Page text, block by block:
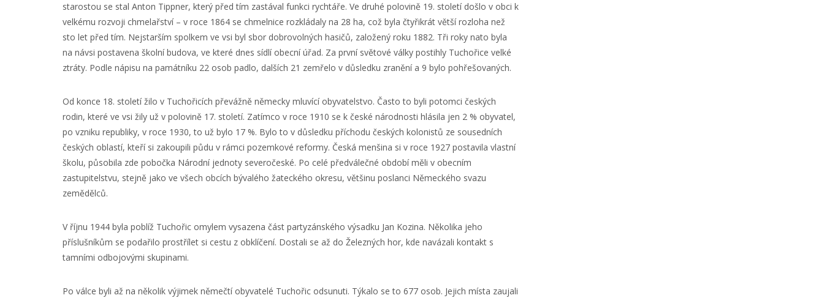
starostou se stal Anton Tippner, který před tím zastával funkci rychtáře. Ve druhé polovině 19. století došlo v obci k
velkému rozvoji chmelařství – v roce 1864 se chmelnice rozkládaly na 28 ha, což byla čtyřikrát větší rozloha než
sto let před tím. Nejstarším spolkem ve vsi byl sbor dobrovolných hasičů, založený roku 1882. Tři roky nato byla
na návsi postavena školní budova, ve které dnes sídlí obecní úřad. Za první světové války postihly Tuchořice velké
ztráty. Podle nápisu na památníku 22 osob padlo, dalších 21 zemřelo v důsledku zranění a 9 bylo pohřešovaných.
Od konce 18. století žilo v Tuchořicích převážně německy mluvící obyvatelstvo. Často to byli potomci českých
rodin, které ve vsi žily už v polovině 17. století. Zatímco v roce 1910 se k české národnosti hlásila jen 2 % obyvatel,
po vzniku republiky, v roce 1930, to už bylo 17 %. Bylo to v důsledku příchodu českých kolonistů ze sousedních
českých oblastí, kteří si zakoupili půdu v rámci pozemkové reformy. Česká menšina si v roce 1927 postavila vlastní
školu, působila zde pobočka Národní jednoty severočeské. Po celé předválečné období měli v obecním
zastupitelstvu, stejně jako ve všech obcích bývalého žateckého okresu, většinu poslanci Německého svazu
zemědělců.
V říjnu 1944 byla poblíž Tuchořic omylem vysazena část partyzánského výsadku Jan Kozina. Několika jeho
příslušníkům se podařilo prostřílet si cestu z obklíčení. Dostali se až do Železných hor, kde navázali kontakt s
tamními odbojovými skupinami.
Po válce byli až na několik výjimek němečtí obyvatelé Tuchořic odsunuti. Týkalo se to 677 osob. Jejich místa zaujali